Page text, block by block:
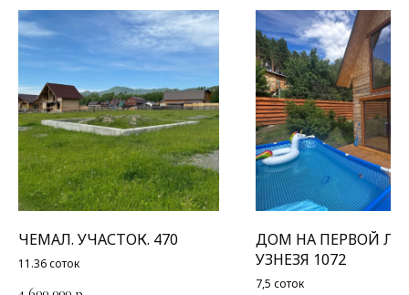
ЧЕМАЛ. УЧАСТОК. 470
11.36 соток
ДОМ НА ПЕРВОЙ
УЗНЕЗЯ 1072
7,5 соток